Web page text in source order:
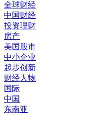
全球财经
中国财经
投资理财
房产
美国股市
中小企业
起步创新
财经人物
国际
中国
东南亚